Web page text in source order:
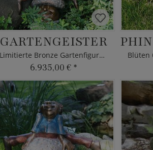
GARTENGEISTER
Limitierte Bronze Gartenfiguren
6.935,00 € *